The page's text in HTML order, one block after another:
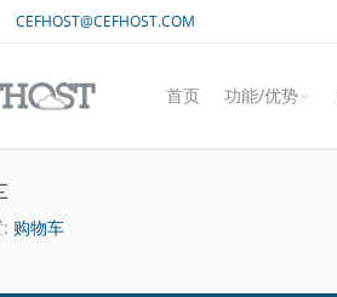
CEFHOST@CEFHOST.COM
首页 功能/优势
购物车